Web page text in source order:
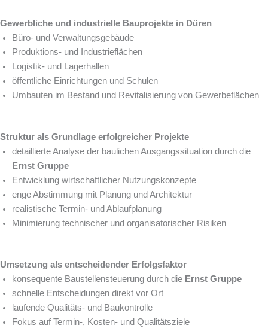
Gewerbliche und industrielle Bauprojekte in Düren
Büro- und Verwaltungsgebäude
Produktions- und Industrieflächen
Logistik- und Lagerhallen
öffentliche Einrichtungen und Schulen
Umbauten im Bestand und Revitalisierung von Gewerbeflächen
Struktur als Grundlage erfolgreicher Projekte
detaillierte Analyse der baulichen Ausgangssituation durch die
Ernst Gruppe
Entwicklung wirtschaftlicher Nutzungskonzepte
enge Abstimmung mit Planung und Architektur
realistische Termin- und Ablaufplanung
Minimierung technischer und organisatorischer Risiken
Umsetzung als entscheidender Erfolgsfaktor
konsequente Baustellensteuerung durch die Ernst Gruppe
schnelle Entscheidungen direkt vor Ort
laufende Qualitäts- und Baukontrolle
Fokus auf Termin-, Kosten- und Qualitätsziele